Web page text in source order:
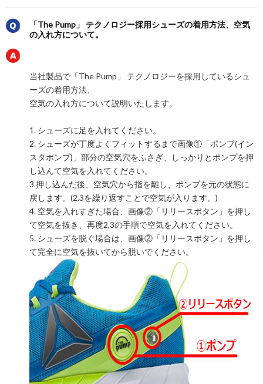
「The Pump」 テクノロジー採用シューズの着用方法、空気
の入れ方について。
当社製品で「The Pump」 テクノロジーを採用しているシュ
ーズの着用方法、
空気の入れ方について説明いたします。
1. シューズに足を入れてください。
2. シューズが丁度よくフィットするまで画像①「ポンプ(イン
スタポンプ)」部分の空気穴をふさぎ、しっかりとポンプを押
し込んて空気を入れてください。
3.押し込んだ後、空気穴から指を離し、ポンプを元の状態に
戻します。(2,3を繰り返すことで空気が入ります。)
4. 空気を入れすぎた場合、画像②「リリースボタン」を押し
て空気を抜き、再度2,3の手順で空気を入れてください。
5. シューズを脱ぐ場合は、画像②「リリースボタン」を押し
て完全に空気を抜いてから脱いでください。